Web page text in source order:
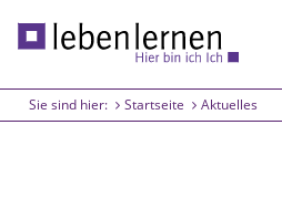
Wohnen und leben
Sie sind hier: Startseite Aktuelles